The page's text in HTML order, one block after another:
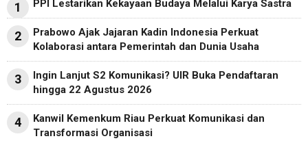
1 PPI Lestarikan Kekayaan Budaya Melalui Karya Sastra
2
Prabowo Ajak Jajaran Kadin Indonesia Perkuat
Kolaborasi antara Pemerintah dan Dunia Usaha
3
Ingin Lanjut S2 Komunikasi? UIR Buka Pendaftaran
hingga 22 Agustus 2026
4
Kanwil Kemenkum Riau Perkuat Komunikasi dan
Transformasi Organisasi